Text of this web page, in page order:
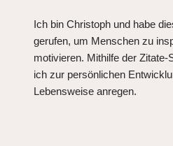
Ich bin Christoph und habe
gerufen, um Menschen zu
motivieren. Mithilfe der
ich zur persönlichen
Lebensweise anregen.